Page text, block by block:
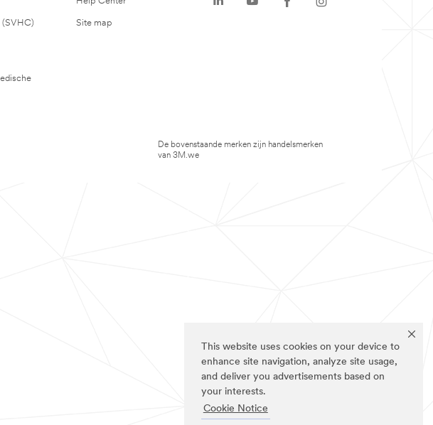
This website uses cookies on your device to
enhance site navigation, analyze site usage,
and deliver you advertisements based on
your interests.
Cookie Notice
(SVHC)
Site map
De bovenstaande merken zijn handelsmerken
van 3M.we